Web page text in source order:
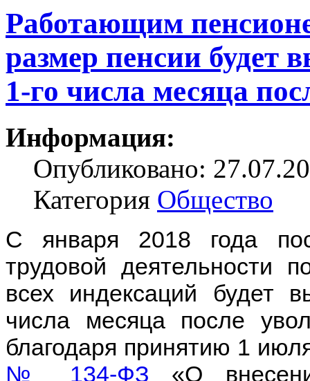
Работающим
размер пенсии будет
1-го числа месяца
Информация:
Опубликовано:
Категория Общество
С января 2018 года
трудовой деятельности
всех индексаций будет
числа месяца после
благодаря принятию 1
№ 134-ФЗ «О